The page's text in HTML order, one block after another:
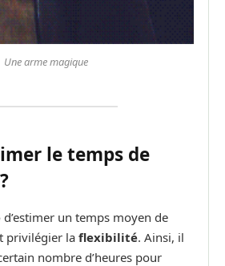
Une arme magique
le temps de
d’estimer un temps moyen de
privilégier la flexibilité. Ainsi, il
nombre d’heures pour